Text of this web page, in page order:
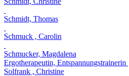
Schmidt, Thomas
Schmuck , Carolin
Schmucker, Magdalena
Ergotherapeutin, Entspannungstrainerin
Solfrank , Christine